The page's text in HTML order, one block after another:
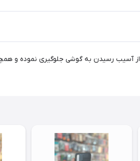
از آسیب رسیدن به گوشی جلوگیری نموده و